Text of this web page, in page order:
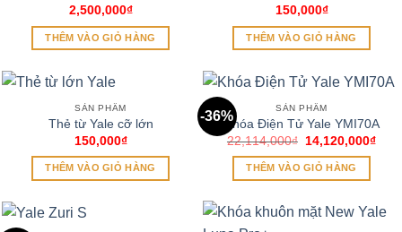
2,500,000₫
THÊM VÀO GIỎ HÀNG
150,000₫
THÊM VÀO GIỎ HÀNG
SẢN PHẨM
Thẻ từ Yale cỡ lớn
150,000₫
THÊM VÀO GIỎ HÀNG
-36%
SẢN PHẨM
Khóa Điện Tử Yale YMI70A
22,114,000₫
Giá
gốc
là:
22,114,000₫.
14,120,000₫Giá
THÊM VÀO GIỎ HÀNG